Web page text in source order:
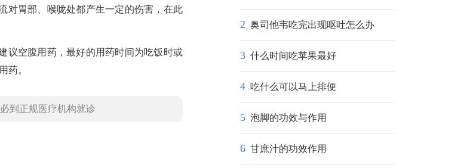
对胃部、喉咙处都产生一定的伤害，在此
议空腹用药，最好的用药时间为吃饭时或
药。
到正规医疗机构就诊
2 奥司他韦吃完出现呕吐怎么办
3 什么时间吃苹果最好
4 吃什么可以马上排便
5 泡脚的功效与作用
6 甘庶汁的功效作用